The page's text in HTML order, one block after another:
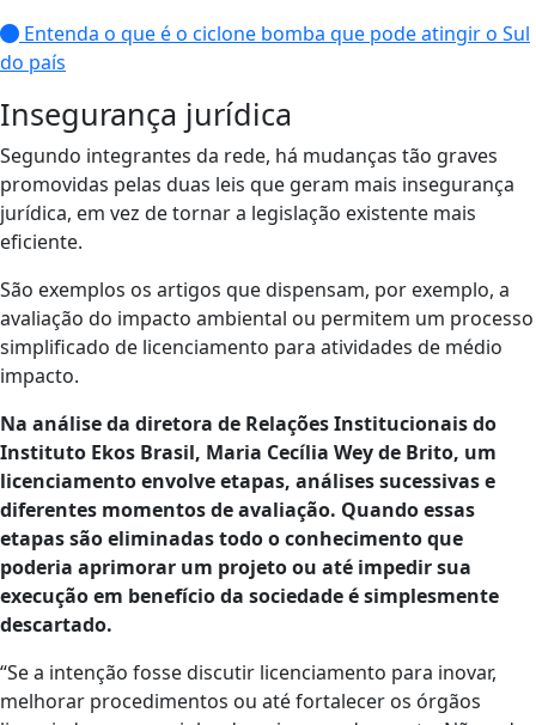
Entenda o que é o ciclone bomba que pode atingir o Sul
do país
Insegurança jurídica
Segundo integrantes da rede, há mudanças tão graves
promovidas pelas duas leis que geram mais insegurança
jurídica, em vez de tornar a legislação existente mais
eficiente.
São exemplos os artigos que dispensam, por exemplo, a
avaliação do impacto ambiental ou permitem um processo
simplificado de licenciamento para atividades de médio
impacto.
Na análise da diretora de Relações Institucionais do
Instituto Ekos Brasil, Maria Cecília Wey de Brito, um
licenciamento envolve etapas, análises sucessivas e
diferentes momentos de avaliação. Quando essas
etapas são eliminadas todo o conhecimento que
poderia aprimorar um projeto ou até impedir sua
execução em benefício da sociedade é simplesmente
descartado.
“Se a intenção fosse discutir licenciamento para inovar,
melhorar procedimentos ou até fortalecer os órgãos